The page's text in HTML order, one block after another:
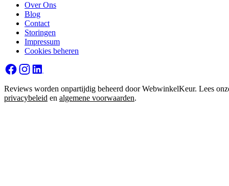
Over Ons
Blog
Contact
Storingen
Impressum
Cookies beheren
Reviews worden onpartijdig beheerd door WebwinkelKeur. Lees
privacybeleid en algemene voorwaarden.